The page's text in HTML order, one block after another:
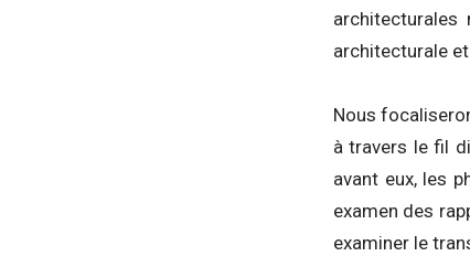
architecturales
architecturale et
Nous
à travers le fil
avant eux, les
examen des
examiner le